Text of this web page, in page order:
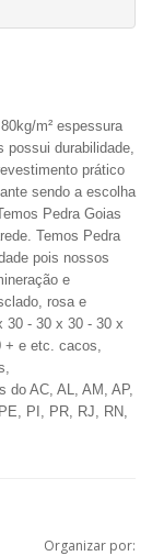
m² espessura
possui durabilidade,
prático
sendo a escolha
Pedra Goias
Temos Pedra
pois nossos
e
rosa e
30 - 30 x 30 - 30 x
+ e etc. cacos,
do AC, AL, AM, AP,
PI, PR, RJ, RN,
Organizar por: